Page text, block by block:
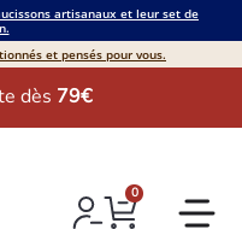
artisanaux et leur set de
et pensés pour vous.
dès 79€
0